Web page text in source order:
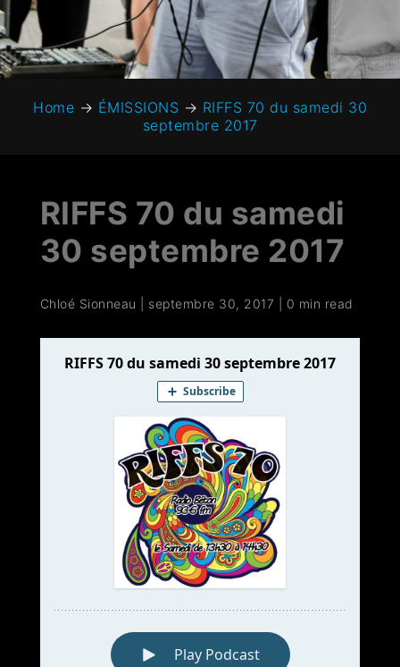
Home → ÉMISSIONS → RIFFS 70 du samedi 30
septembre 2017
RIFFS 70 du samedi
30 septembre 2017
Chloé Sionneau septembre 30, 2017 0 min read